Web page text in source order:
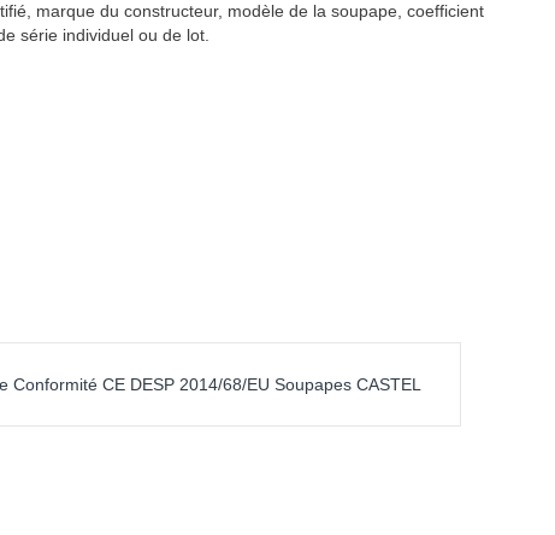
marque du constructeur, modèle de la soupape, coefficient
série individuel ou de lot.
Conformité CE DESP 2014/68/EU Soupapes CASTEL